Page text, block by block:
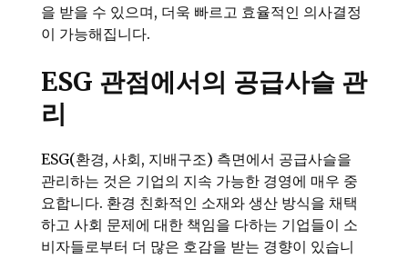
을 받을 수 있으며, 더욱 빠르고 효율적인 의사결정
이 가능해집니다.
ESG 관점에서의 공급사슬 관
리
ESG(환경, 사회, 지배구조) 측면에서 공급사슬을
관리하는 것은 기업의 지속 가능한 경영에 매우 중
요합니다. 환경 친화적인 소재와 생산 방식을 채택
하고 사회 문제에 대한 책임을 다하는 기업들이 소
비자들로부터 더 많은 호감을 받는 경향이 있습니